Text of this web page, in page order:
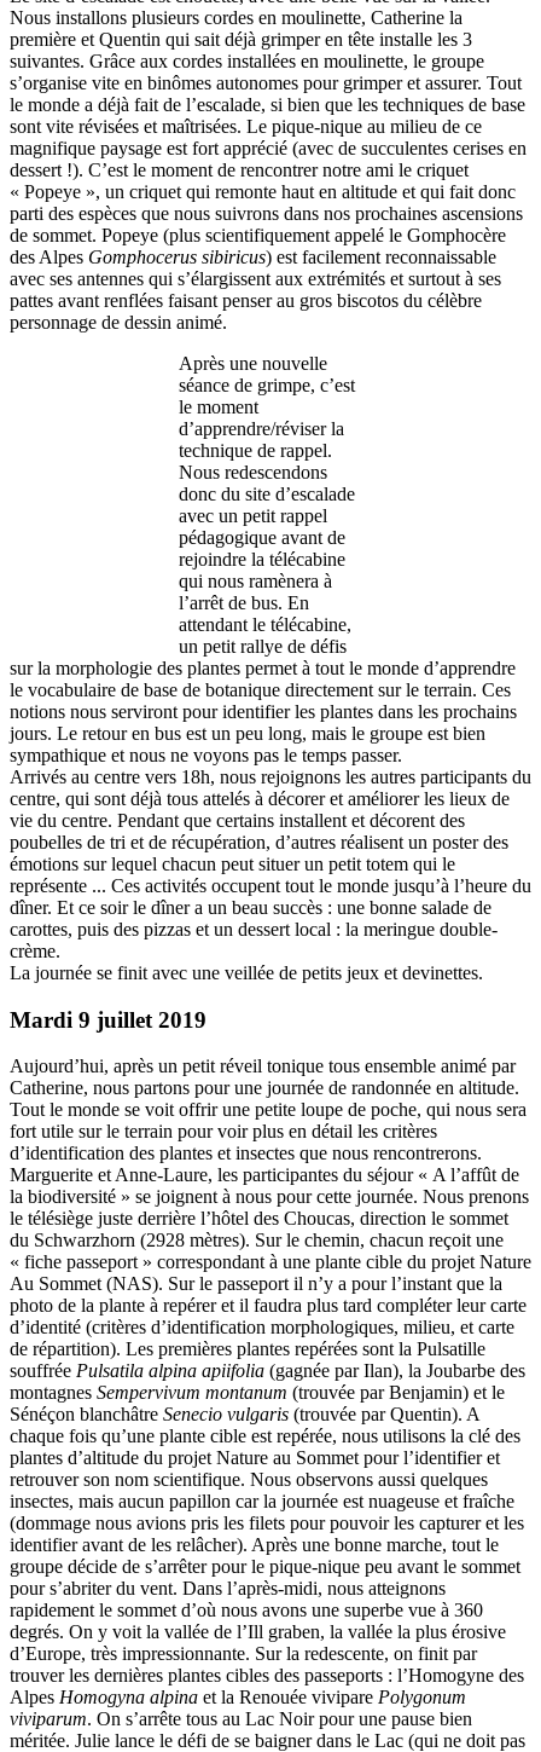
Nous installons plusieurs cordes en moulinette, Catherine la
première et Quentin qui sait déjà grimper en tête installe les 3
suivantes. Grâce aux cordes installées en moulinette, le groupe
s’organise vite en binômes autonomes pour grimper et assurer. Tout
le monde a déjà fait de l’escalade, si bien que les techniques de base
sont vite révisées et maîtrisées. Le pique-nique au milieu de ce
magnifique paysage est fort apprécié (avec de succulentes cerises en
dessert !). C’est le moment de rencontrer notre ami le criquet
« Popeye », un criquet qui remonte haut en altitude et qui fait donc
parti des espèces que nous suivrons dans nos prochaines ascensions
de sommet. Popeye (plus scientifiquement appelé le Gomphocère
des Alpes Gomphocerus sibiricus) est facilement reconnaissable
avec ses antennes qui s’élargissent aux extrémités et surtout à ses
pattes avant renflées faisant penser au gros biscotos du célèbre
personnage de dessin animé.
Après une nouvelle
séance de grimpe, c’est
le moment
d’apprendre/réviser la
technique de rappel.
Nous redescendons
donc du site d’escalade
avec un petit rappel
pédagogique avant de
rejoindre la télécabine
qui nous ramènera à
l’arrêt de bus. En
attendant le télécabine,
un petit rallye de défis
sur la morphologie des plantes permet à tout le monde d’apprendre
le vocabulaire de base de botanique directement sur le terrain. Ces
notions nous serviront pour identifier les plantes dans les prochains
jours. Le retour en bus est un peu long, mais le groupe est bien
sympathique et nous ne voyons pas le temps passer.
Arrivés au centre vers 18h, nous rejoignons les autres participants du
centre, qui sont déjà tous attelés à décorer et améliorer les lieux de
vie du centre. Pendant que certains installent et décorent des
poubelles de tri et de récupération, d’autres réalisent un poster des
émotions sur lequel chacun peut situer un petit totem qui le
représente ... Ces activités occupent tout le monde jusqu’à l’heure du
dîner. Et ce soir le dîner a un beau succès : une bonne salade de
carottes, puis des pizzas et un dessert local : la meringue double-
crème.
La journée se finit avec une veillée de petits jeux et devinettes.
Mardi 9 juillet 2019
Aujourd’hui, après un petit réveil tonique tous ensemble animé par
Catherine, nous partons pour une journée de randonnée en altitude.
Tout le monde se voit offrir une petite loupe de poche, qui nous sera
fort utile sur le terrain pour voir plus en détail les critères
d’identification des plantes et insectes que nous rencontrerons.
Marguerite et Anne-Laure, les participantes du séjour « A l’affût de
la biodiversité » se joignent à nous pour cette journée. Nous prenons
le télésiège juste derrière l’hôtel des Choucas, direction le sommet
du Schwarzhorn (2928 mètres). Sur le chemin, chacun reçoit une
« fiche passeport » correspondant à une plante cible du projet Nature
Au Sommet (NAS). Sur le passeport il n’y a pour l’instant que la
photo de la plante à repérer et il faudra plus tard compléter leur carte
d’identité (critères d’identification morphologiques, milieu, et carte
de répartition). Les premières plantes repérées sont la Pulsatille
souffrée Pulsatila alpina apiifolia (gagnée par Ilan), la Joubarbe des
montagnes Sempervivum montanum (trouvée par Benjamin) et le
Sénéçon blanchâtre Senecio vulgaris (trouvée par Quentin). A
chaque fois qu’une plante cible est repérée, nous utilisons la clé des
plantes d’altitude du projet Nature au Sommet pour l’identifier et
retrouver son nom scientifique. Nous observons aussi quelques
insectes, mais aucun papillon car la journée est nuageuse et fraîche
(dommage nous avions pris les filets pour pouvoir les capturer et les
identifier avant de les relâcher). Après une bonne marche, tout le
groupe décide de s’arrêter pour le pique-nique peu avant le sommet
pour s’abriter du vent. Dans l’après-midi, nous atteignons
rapidement le sommet d’où nous avons une superbe vue à 360
degrés. On y voit la vallée de l’Ill graben, la vallée la plus érosive
d’Europe, très impressionnante. Sur la redescente, on finit par
trouver les dernières plantes cibles des passeports : l’Homogyne des
Alpes Homogyna alpina et la Renouée vivipare Polygonum
viviparum. On s’arrête tous au Lac Noir pour une pause bien
méritée. Julie lance le défi de se baigner dans le Lac (qui ne doit pas